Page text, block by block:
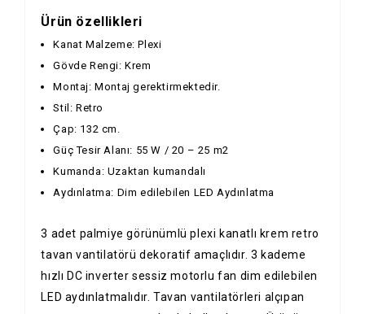
Ürün özellikleri
Kanat Malzeme: Plexi
Gövde Rengi: Krem
Montaj: Montaj gerektirmektedir.
Stil: Retro
Çap: 132 cm.
Güç Tesir Alanı: 55 W / 20 – 25 m2
Kumanda: Uzaktan kumandalı
Aydınlatma: Dim edilebilen LED Aydınlatma
3 adet palmiye görünümlü plexi kanatlı krem retro
tavan vantilatörü dekoratif amaçlıdır. 3 kademe
hızlı DC inverter sessiz motorlu fan dim edilebilen
LED aydınlatmalıdır. Tavan vantilatörleri alçıpan